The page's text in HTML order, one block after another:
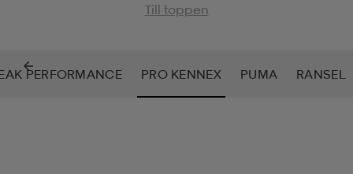
Till toppen
PERFORMANCE PRO KENNEX PUMA RANSEL